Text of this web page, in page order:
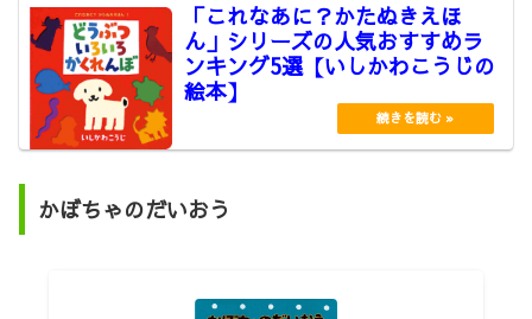
「これなあに？かたぬきえほ
ん」シリーズの人気おすすめラ
ンキング5選【いしかわこうじの
絵本】
かぼちゃのだいおう